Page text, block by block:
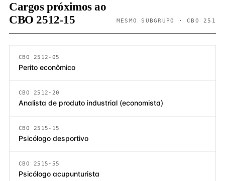
Cargos próximos ao
CBO 2512-15
MESMO SUBGRUPO · CBO 251
CBO 2512-05
Perito econômico
CBO 2512-20
Analista de produto industrial (economista)
CBO 2515-15
Psicólogo desportivo
CBO 2515-55
Psicólogo acupunturista